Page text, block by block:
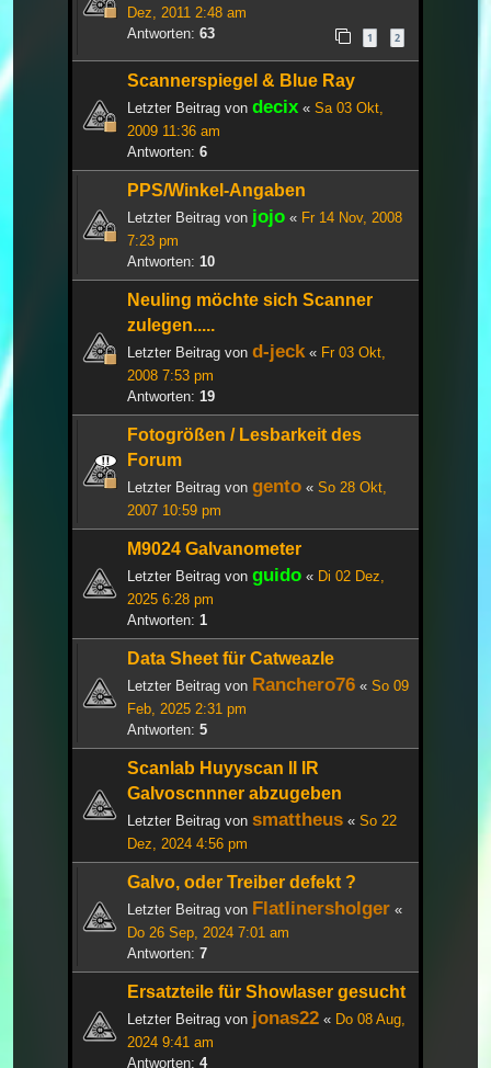
Dez, 2011 2:48 am
Antworten: 63 1 2
Scannerspiegel & Blue Ray
Letzter Beitrag von decix « Sa 03 Okt,
2009 11:36 am
Antworten: 6
PPS/Winkel-Angaben
Letzter Beitrag von jojo « Fr 14 Nov, 2008
7:23 pm
Antworten: 10
Neuling möchte sich Scanner
zulegen.....
Letzter Beitrag von d-jeck « Fr 03 Okt,
2008 7:53 pm
Antworten: 19
Fotogrößen / Lesbarkeit des
Forum
Letzter Beitrag von gento « So 28 Okt,
2007 10:59 pm
M9024 Galvanometer
Letzter Beitrag von guido « Di 02 Dez,
2025 6:28 pm
Antworten: 1
Data Sheet für Catweazle
Letzter Beitrag von Ranchero76 « So 09
Feb, 2025 2:31 pm
Antworten: 5
Scanlab Huyyscan II IR
Galvoscnnner abzugeben
Letzter Beitrag von smattheus « So 22
Dez, 2024 4:56 pm
Galvo, oder Treiber defekt ?
Letzter Beitrag von Flatlinersholger «
Do 26 Sep, 2024 7:01 am
Antworten: 7
Ersatzteile für Showlaser gesucht
Letzter Beitrag von jonas22 « Do 08 Aug,
2024 9:41 am
Antworten: 4